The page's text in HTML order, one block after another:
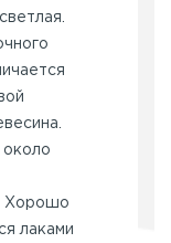
около
Хорошо
лаками